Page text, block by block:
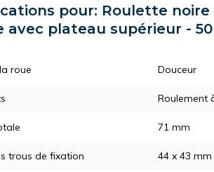
pour: Roulette
avec plateau supérieur -
roue Douceur
Roulement
71 mm
trous de fixation 44 x 43 mm